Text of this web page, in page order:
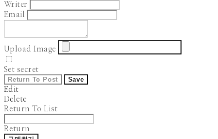
Writer
Email
Upload Image
Set secret
Return To Post Save
Edit
Delete
Return To List
Return